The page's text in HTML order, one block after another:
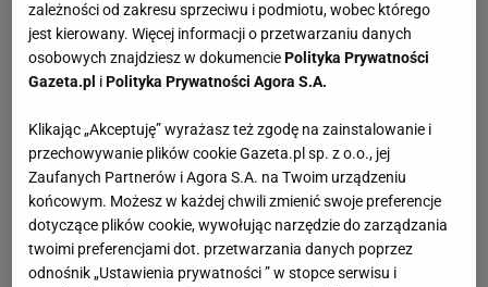
zależności od zakresu sprzeciwu i podmiotu, wobec którego
jest kierowany. Więcej informacji o przetwarzaniu danych
osobowych znajdziesz w dokumencie Polityka Prywatności
Gazeta.pl i Polityka Prywatności Agora S.A.
Klikając „Akceptuję” wyrażasz też zgodę na zainstalowanie i
przechowywanie plików cookie Gazeta.pl sp. z o.o., jej
Zaufanych Partnerów i Agora S.A. na Twoim urządzeniu
końcowym. Możesz w każdej chwili zmienić swoje preferencje
dotyczące plików cookie, wywołując narzędzie do zarządzania
twoimi preferencjami dot. przetwarzania danych poprzez
odnośnik „Ustawienia prywatności ” w stopce serwisu i